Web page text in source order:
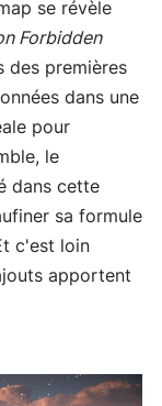
se révèle
Forbidden
des premières
dans une
pour
le
dans cette
sa formule
c'est loin
apportent